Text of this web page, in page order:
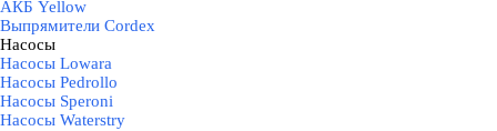
АКБ Yellow
Выпрямители Cordex
Насосы
Насосы Lowara
Насосы Pedrollo
Насосы Speroni
Насосы Waterstry